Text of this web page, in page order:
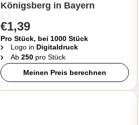
Königsberg in Bayern
€1,39
Pro Stück, bei 1000 Stück
Logo in Digitaldruck
Ab 250pro Stück
Meinen Preis berechnen